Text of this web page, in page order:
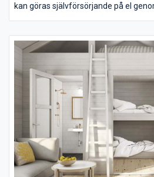
kan göras självförsörjande på el
göra stugan till din egen. Inklusive
på 35 kvm.